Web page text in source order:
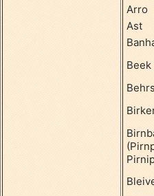
Arro
Ast
Beek